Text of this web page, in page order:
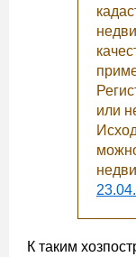
или
К таким